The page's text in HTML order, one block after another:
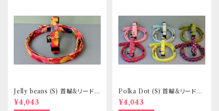
Jelly beans (S) 首輪&リードセ
ット _ 小型犬・小柄な中型犬向
き _ フントヒュッテオリジナル
¥4,043
Polka Dot (S) 首輪&リードセ
ット _ 小型犬・小柄な中型犬向
き _ フントヒュッテオリジナル
¥4,043